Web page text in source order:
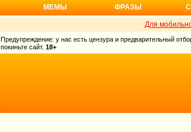
МЕМЫ ФРАЗЫ
Для
Предупреждение: у нас есть цензура и предварительный
покиньте сайт. 18+